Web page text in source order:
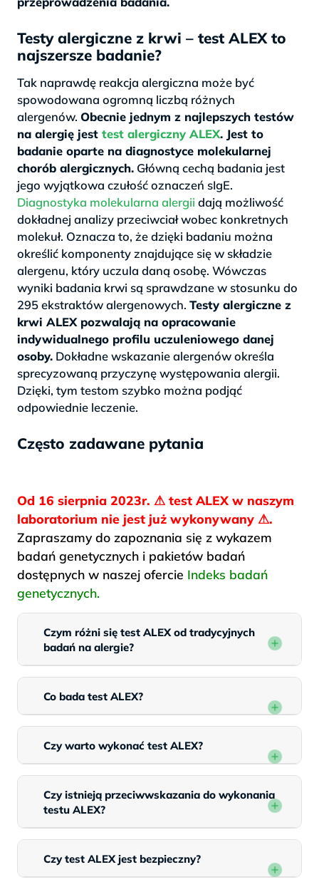
Testy alergiczne z krwi – test ALEX to
najszersze badanie?
Tak naprawdę reakcja alergiczna może być
spowodowana ogromną liczbą różnych
alergenów. Obecnie jednym z najlepszych testów
na alergię jest test alergiczny ALEX. Jest to
badanie oparte na diagnostyce molekularnej
chorób alergicznych. Główną cechą badania jest
jego wyjątkowa czułość oznaczeń sIgE.
Diagnostyka molekularna alergii dają możliwość
dokładnej analizy przeciwciał wobec konkretnych
molekuł. Oznacza to, że dzięki badaniu można
określić komponenty znajdujące się w składzie
alergenu, który uczula daną osobę. Wówczas
wyniki badania krwi są sprawdzane w stosunku do
295 ekstraktów alergenowych. Testy alergiczne z
krwi ALEX pozwalają na opracowanie
indywidualnego profilu uczuleniowego danej
osoby. Dokładne wskazanie alergenów określa
sprecyzowaną przyczynę występowania alergii.
Dzięki, tym testom szybko można podjąć
odpowiednie leczenie.
Często zadawane pytania
Od 16 sierpnia 2023r. ⚠ test ALEX w naszym
laboratorium nie jest już wykonywany ⚠.
Zapraszamy do zapoznania się z wykazem
badań genetycznych i pakietów badań
dostępnych w naszej ofercie Indeks badań
genetycznych.
Czym różni się test ALEX od tradycyjnych
badań na alergie?
Co bada test ALEX?
Czy warto wykonać test ALEX?
Czy istnieją przeciwwskazania do wykonania
testu ALEX?
Czy test ALEX jest bezpieczny?